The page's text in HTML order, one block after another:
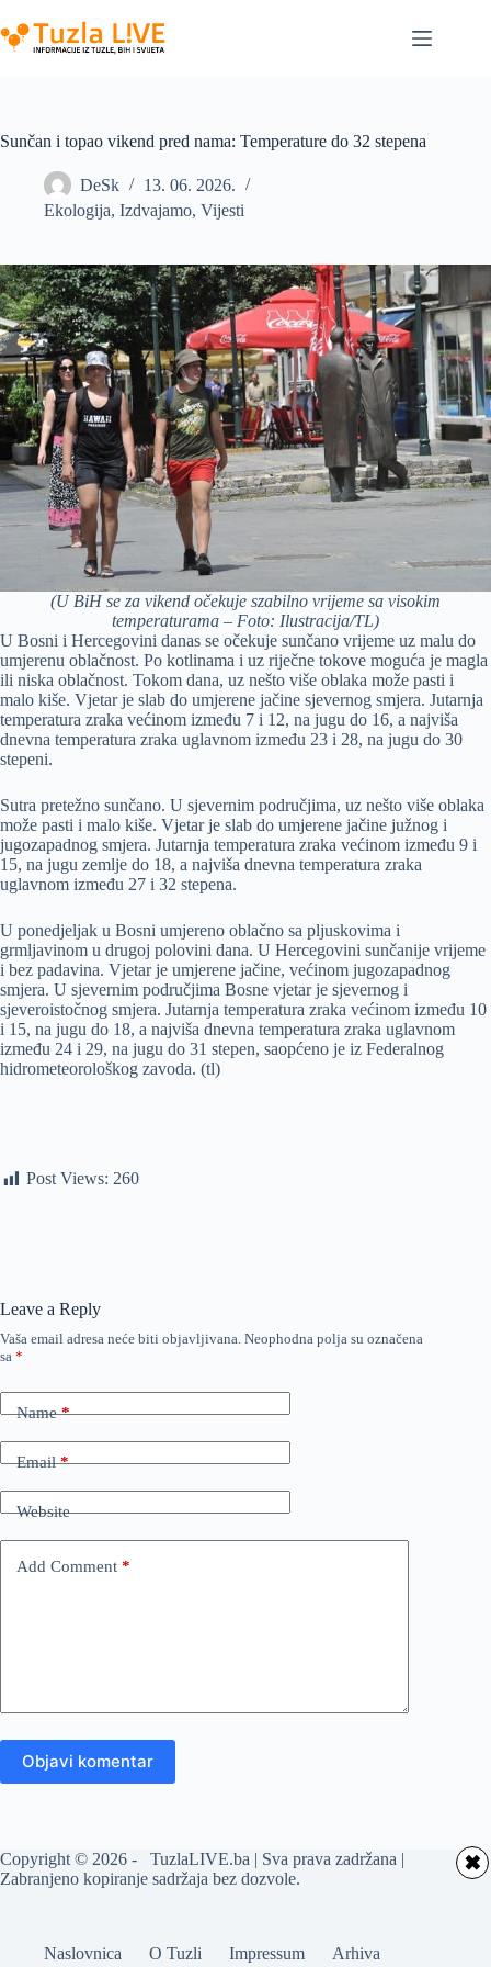
to
content
Sunčan i topao vikend pred nama: Temperature do 32 stepena
DeSk
13. 06. 2026.
Ekologija, Izdvajamo, Vijesti
(U BiH se za vikend očekuje szabilno vrijeme sa visokim
temperaturama – Foto: Ilustracija/TL)
U Bosni i Hercegovini danas se očekuje sunčano vrijeme uz malu do
umjerenu oblačnost. Po kotlinama i uz riječne tokove moguća je magla
ili niska oblačnost. Tokom dana, uz nešto više oblaka može pasti i
malo kiše. Vjetar je slab do umjerene jačine sjevernog smjera. Jutarnja
temperatura zraka većinom između 7 i 12, na jugu do 16, a najviša
dnevna temperatura zraka uglavnom između 23 i 28, na jugu do 30
stepeni.
Sutra pretežno sunčano. U sjevernim područjima, uz nešto više oblaka
može pasti i malo kiše. Vjetar je slab do umjerene jačine južnog i
jugozapadnog smjera. Jutarnja temperatura zraka većinom između 9 i
15, na jugu zemlje do 18, a najviša dnevna temperatura zraka
uglavnom između 27 i 32 stepena.
U ponedjeljak u Bosni umjereno oblačno sa pljuskovima i
grmljavinom u drugoj polovini dana. U Hercegovini sunčanije vrijeme
i bez padavina. Vjetar je umjerene jačine, većinom jugozapadnog
smjera. U sjevernim područjima Bosne vjetar je sjevernog i
sjeveroistočnog smjera. Jutarnja temperatura zraka većinom između 10
i 15, na jugu do 18, a najviša dnevna temperatura zraka uglavnom
između 24 i 29, na jugu do 31 stepen, saopćeno je iz Federalnog
hidrometeorološkog zavoda. (tl)
Post Views: 260
Leave a Reply
Vaša email adresa neće biti objavljivana. Neophodna polja su označena
sa *
Name*
Email*
Website
Add Comment *
Objavi komentar
Copyright © 2026 - TuzlaLIVE.ba | Sva prava zadržana |
Zabranjeno kopiranje sadržaja bez dozvole.
Naslovnica O Tuzli Impressum
Arhiva
✖